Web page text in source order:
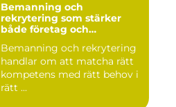
Bemanning och
rekrytering som stärker
både företag och
Bemanning och rekrytering
handlar om att matcha rätt
kompetens med rätt behov i
rätt ...